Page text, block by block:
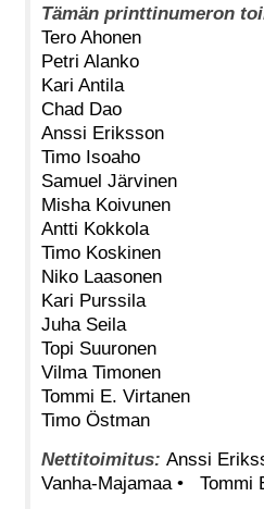
Tämän printtinumeron
Tero Ahonen
Petri Alanko
Kari Antila
Chad Dao
Anssi Eriksson
Timo Isoaho
Samuel Järvinen
Misha Koivunen
Antti Kokkola
Timo Koskinen
Niko Laasonen
Kari Purssila
Juha Seila
Topi Suuronen
Vilma Timonen
Tommi E. Virtanen
Timo Östman
Nettitoimitus: Anssi
Vanha-Majamaa • Tommi